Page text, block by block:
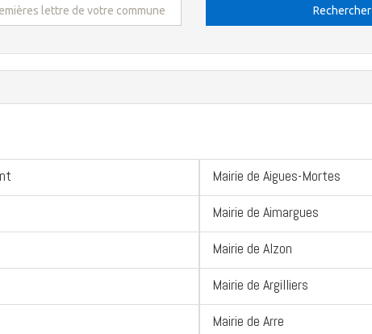
Rechercher
Mairie de Aigues-Mortes
Mairie de Aimargues
Mairie de Alzon
Mairie de Argilliers
Mairie de Arre